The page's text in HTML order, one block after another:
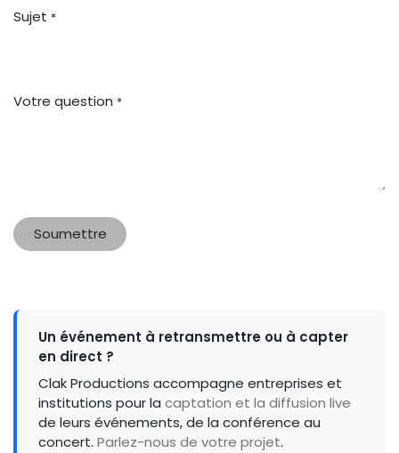
Sujet *
Votre question *
Soumettre
Un événement à retransmettre ou à capter
en direct ?
Clak Productions accompagne entreprises et
institutions pour la captation et la diffusion live
de leurs événements, de la conférence au
concert. Parlez-nous de votre projet.